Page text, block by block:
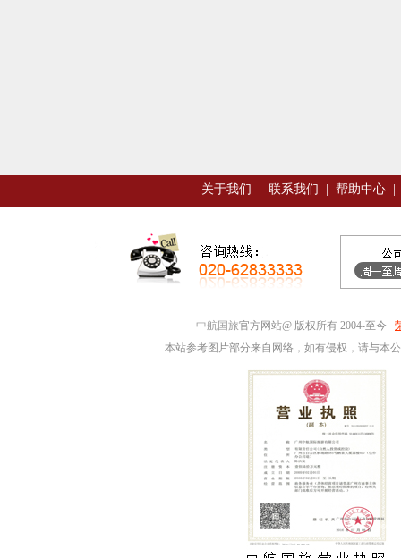
关于我们 联系我们 帮助中心
中航国旅官方网站@ 版权所有 2004-至今
本站参考图片部分来自网络，如有侵权，请与本